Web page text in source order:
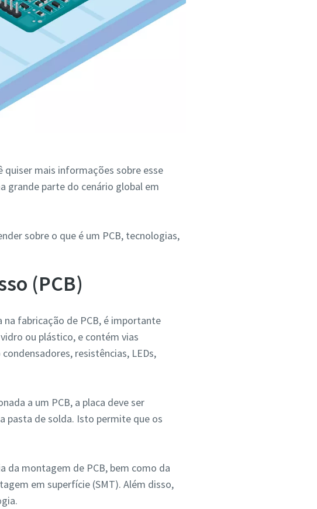
quiser mais informações sobre esse
grande parte do cenário global em
sobre o que é um PCB, tecnologias,
(PCB)
fabricação de PCB, é importante
ou plástico, e contém vias
resistências, LEDs,
a um PCB, a placa deve ser
pasta de solda. Isto permite que os
da montagem de PCB, bem como da
em superfície (SMT). Além disso,
entre em contacto
encontrar mais